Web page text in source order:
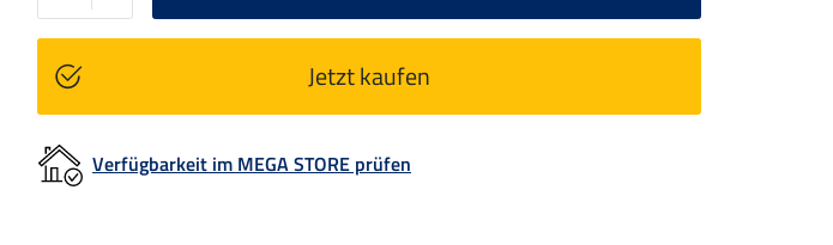
Jetzt kaufen
Verfügbarkeit im MEGA STORE prüfen